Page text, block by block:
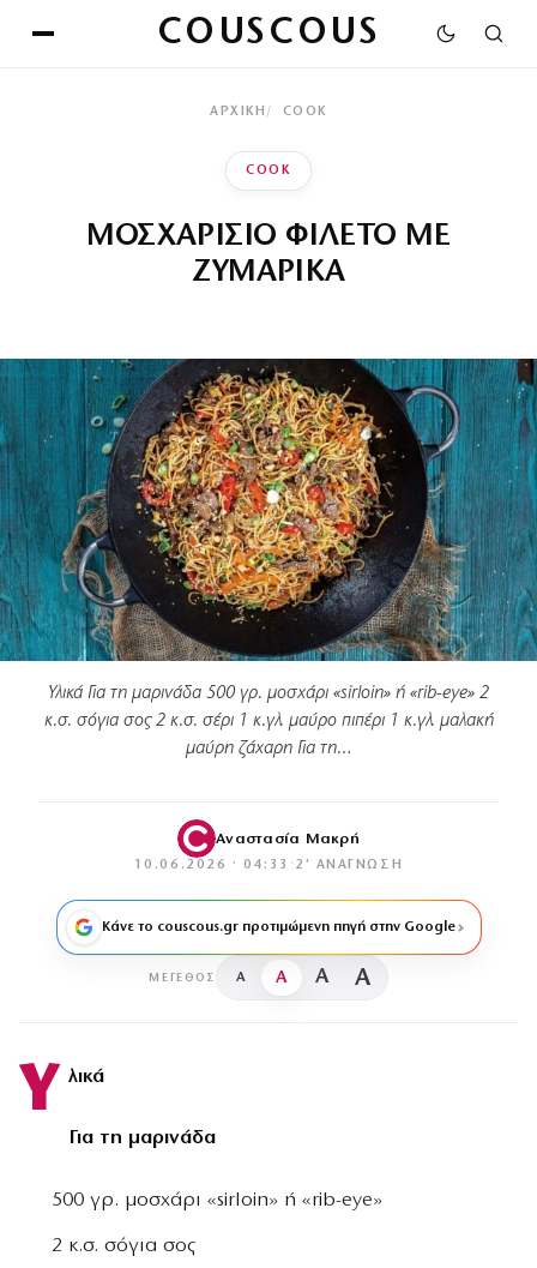
COUSCOUS
ΑΡΧΙΚΉ COOK
COOK
ΜΟΣΧΑΡΙΣΙΟ ΦΙΛΕΤΟ ΜΕ
ΖΥΜΑΡΙΚΑ
Υλικά Για τη μαρινάδα 500 γρ. μοσχάρι «sirloin» ή «rib-eye» 2
κ.σ. σόγια σος 2 κ.σ. σέρι 1 κ.γλ. μαύρο πιπέρι 1 κ.γλ. μαλακή
μαύρη ζάχαρη Για τη…
Αναστασία Μακρή
10.06.2026 · 04:33 · 2′ ΑΝΆΓΝΩΣΗ
Κάνε το couscous.gr προτιμώμενη πηγή στην Google
ΜΈΓΕΘΟΣ A A A A
Υ λικά
Για τη μαρινάδα
500 γρ. μοσχάρι «sirloin» ή «rib-eye»
2 κ.σ. σόγια σος